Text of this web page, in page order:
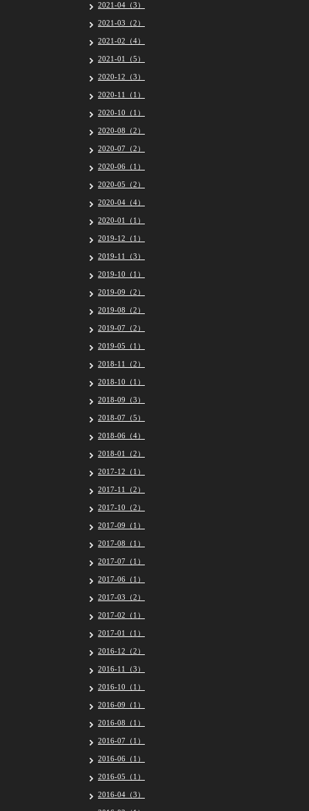
2021-04（3）
2021-03（2）
2021-02（4）
2021-01（5）
2020-12（3）
2020-11（1）
2020-10（1）
2020-08（2）
2020-07（2）
2020-06（1）
2020-05（2）
2020-04（4）
2020-01（1）
2019-12（1）
2019-11（3）
2019-10（1）
2019-09（2）
2019-08（2）
2019-07（2）
2019-05（1）
2018-11（2）
2018-10（1）
2018-09（3）
2018-07（5）
2018-06（4）
2018-01（2）
2017-12（1）
2017-11（2）
2017-10（2）
2017-09（1）
2017-08（1）
2017-07（1）
2017-06（1）
2017-03（2）
2017-02（1）
2017-01（1）
2016-12（2）
2016-11（3）
2016-10（1）
2016-09（1）
2016-08（1）
2016-07（1）
2016-06（1）
2016-05（1）
2016-04（3）